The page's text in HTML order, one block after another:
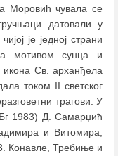
Моровић чувала се
датовали у
је једној страни
мотивом сунца и
Св. арханђела
током II светског
трагови. У
1983) Д. Самарџић
и Витомира,
Конавле, Требиње и